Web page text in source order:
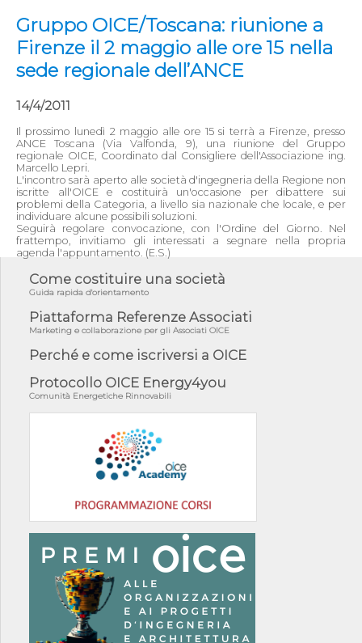
Gruppo OICE/Toscana: riunione a
Firenze il 2 maggio alle ore 15 nella
sede regionale dell’ANCE
14/4/2011
Il prossimo lunedì 2 maggio alle ore 15 si terrà a Firenze, presso
ANCE Toscana (Via Valfonda, 9), una riunione del Gruppo
regionale OICE, Coordinato dal Consigliere dell'Associazione ing.
Marcello Lepri.
L'incontro sarà aperto alle società d'ingegneria della Regione non
iscritte all'OICE e costituirà un'occasione per dibattere sui
problemi della Categoria, a livello sia nazionale che locale, e per
individuare alcune possibili soluzioni.
Seguirà regolare convocazione, con l'Ordine del Giorno. Nel
frattempo, invitiamo gli interessati a segnare nella propria
agenda l'appuntamento. (E.S.)
Come costituire una società
Guida rapida d'orientamento
Piattaforma Referenze Associati
Marketing e collaborazione per gli Associati OICE
Perché e come iscriversi a OICE
Protocollo OICE Energy4you
Comunità Energetiche Rinnovabili